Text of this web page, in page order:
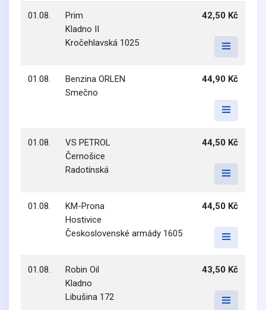
01.08.
Prim
Kladno II
Kročehlavská 1025
42,50 Kč
01.08.
Benzina ORLEN
Smečno
44,90 Kč
01.08.
VS PETROL
Černošice
Radotínská
44,50 Kč
01.08.
KM-Prona
Hostivice
Československé armády 1605
44,50 Kč
01.08.
Robin Oil
Kladno
Libušina 172
43,50 Kč